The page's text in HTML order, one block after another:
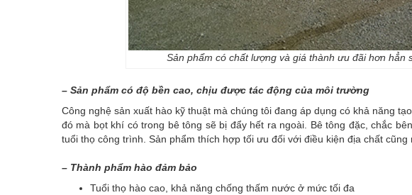
Sản phẩm có chất lượng và giá thành ưu đãi hơn hẳn
– Sản phẩm có độ bền cao, chịu được tác động của môi trường
Công nghệ sản xuất hào kỹ thuật mà chúng tôi đang áp dụng có khả năng
đó mà bọt khí có trong bê tông sẽ bị đẩy hết ra ngoài. Bê tông đặc, chắc
tuổi thọ công trình. Sản phẩm thích hợp tối ưu đối với điều kiện địa chất cũng
– Thành phẩm hào đảm bảo
Tuổi thọ hào cao, khả năng chống thấm nước ở mức tối đa